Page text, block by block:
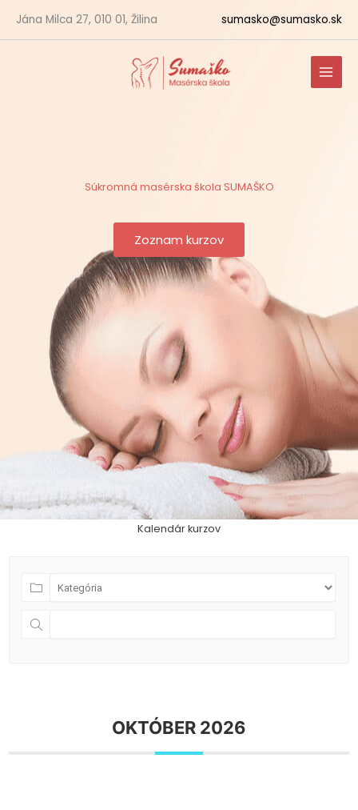
Jána Milca 27, 010 01, Žilina sumasko@sumasko.sk
Súkromná masérska škola SUMAŠKO
Zoznam kurzov
Kalendár kurzov
OKTÓBER 2026